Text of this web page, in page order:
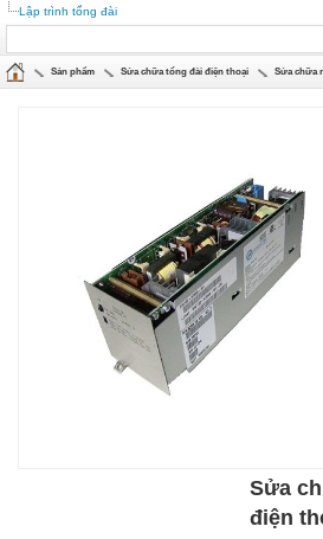
Lập trình tổng đài
Sản phẩm Sửa chữa tổng đài điện thoại Sửa chữa
Sửa
điện